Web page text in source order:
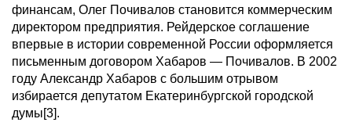
финансам, Олег Почивалов становится коммерческим
директором предприятия. Рейдерское соглашение
впервые в истории современной России оформляется
письменным договором Хабаров — Почивалов. В 2002
году Александр Хабаров с большим отрывом
избирается депутатом Екатеринбургской городской
думы[3].